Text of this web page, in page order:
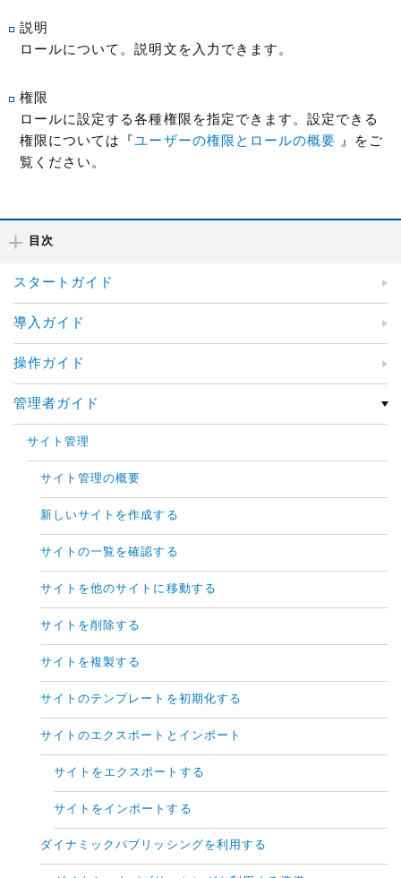
説明
ロールについて。説明文を入力できます。
権限
ロールに設定する各種権限を指定できます。設定できる
権限については『ユーザーの権限とロールの概要 』をご
覧ください。
目次
スタートガイド
導入ガイド
操作ガイド
管理者ガイド
サイト管理
サイト管理の概要
新しいサイトを作成する
サイトの一覧を確認する
サイトを他のサイトに移動する
サイトを削除する
サイトを複製する
サイトのテンプレートを初期化する
サイトのエクスポートとインポート
サイトをエクスポートする
サイトをインポートする
ダイナミックパブリッシングを利用する